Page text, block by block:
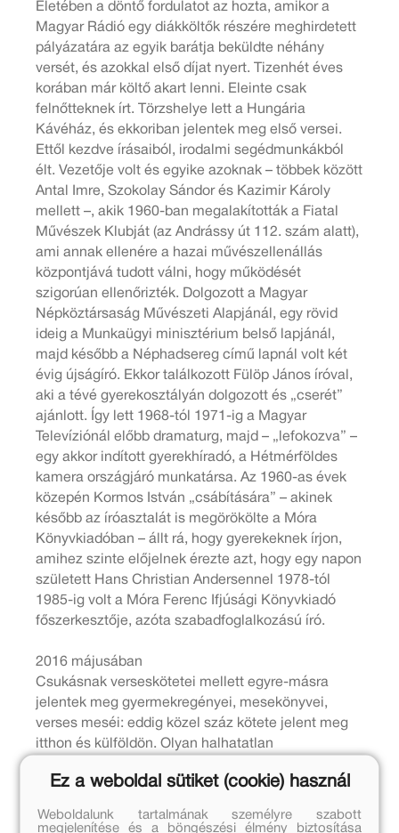
Életében a döntő fordulatot az hozta, amikor a
Magyar Rádió egy diákköltők részére meghirdetett
pályázatára az egyik barátja beküldte néhány
versét, és azokkal első díjat nyert. Tizenhét éves
korában már költő akart lenni. Eleinte csak
felnőtteknek írt. Törzshelye lett a Hungária
Kávéház, és ekkoriban jelentek meg első versei.
Ettől kezdve írásaiból, irodalmi segédmunkákból
élt. Vezetője volt és egyike azoknak – többek között
Antal Imre, Szokolay Sándor és Kazimir Károly
mellett –, akik 1960-ban megalakították a Fiatal
Művészek Klubját (az Andrássy út 112. szám alatt),
ami annak ellenére a hazai művészellenállás
központjává tudott válni, hogy működését
szigorúan ellenőrizték. Dolgozott a Magyar
Népköztársaság Művészeti Alapjánál, egy rövid
ideig a Munkaügyi minisztérium belső lapjánál,
majd később a Néphadsereg című lapnál volt két
évig újságíró. Ekkor találkozott Fülöp János íróval,
aki a tévé gyerekosztályán dolgozott és „cserét”
ajánlott. Így lett 1968-tól 1971-ig a Magyar
Televíziónál előbb dramaturg, majd – „lefokozva” –
egy akkor indított gyerekhíradó, a Hétmérföldes
kamera országjáró munkatársa. Az 1960-as évek
közepén Kormos István „csábítására” – akinek
később az íróasztalát is megörökölte a Móra
Könyvkiadóban – állt rá, hogy gyerekeknek írjon,
amihez szinte előjelnek érezte azt, hogy egy napon
született Hans Christian Andersennel 1978-tól
1985-ig volt a Móra Ferenc Ifjúsági Könyvkiadó
főszerkesztője, azóta szabadfoglalkozású író.
2016 májusában
Csukásnak verseskötetei mellett egyre-másra
jelentek meg gyermekregényei, mesekönyvei,
verses meséi: eddig közel száz kötete jelent meg
itthon és külföldön. Olyan halhatatlan
évben, mint például Mirr-Murr, Pom Pom, vagy
Süsü, a sárkány. Ezeket a figurákat a gyerekek
főként rajz- és bábfilmekből ismerhették meg, több
Ez a weboldal sütiket (cookie) használ
Weboldalunk tartalmának személyre szabott
megjelenítése és a böngészési élmény biztosítása